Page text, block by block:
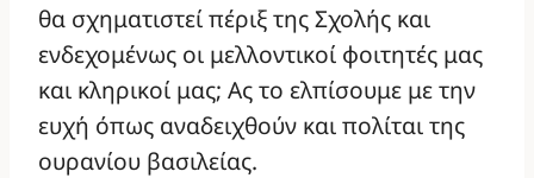
θα σχηματιστεί πέριξ της Σχολής και
ενδεχομένως οι μελλοντικοί φοιτητές μας
και κληρικοί μας; Ας το ελπίσουμε με την
ευχή όπως αναδειχθούν και πολίται της
ουρανίου βασιλείας.